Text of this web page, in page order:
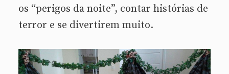
os “perigos da noite”, contar histórias de
terror e se divertirem muito.